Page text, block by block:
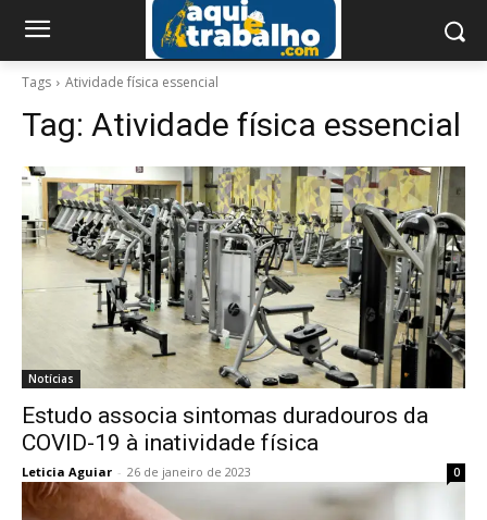
Tags Atividade física essencial
Tag: Atividade física essencial
Notícias
Estudo associa sintomas duradouros da
COVID-19 à inatividade física
Leticia Aguiar - 26 de janeiro de 2023 0